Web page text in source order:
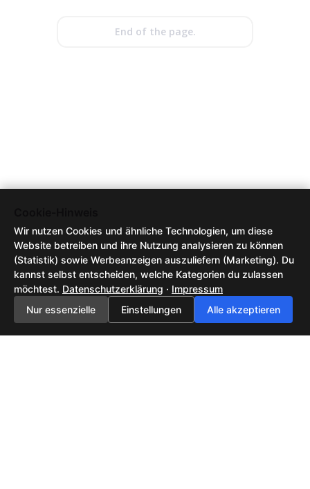
End of the page.
Wir nutzen Cookies und ähnliche Technologien, um diese
Website betreiben und ihre Nutzung analysieren zu können
(Statistik) sowie Werbeanzeigen auszuliefern (Marketing). Du
kannst selbst entscheiden, welche Kategorien du zulassen
möchtest. Datenschutzerklärung · Impressum
Nur essenzielle
Einstellungen Alle akzeptieren